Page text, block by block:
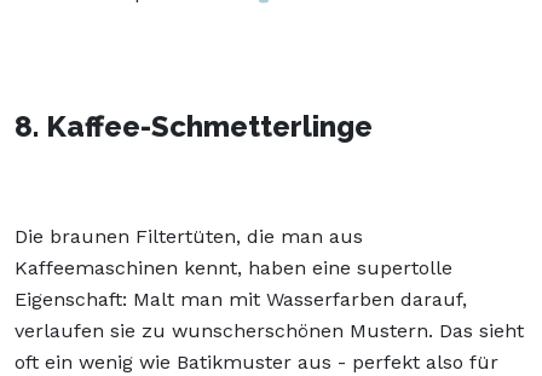
8. Kaffee-Schmetterlinge
Die braunen Filtertüten, die man aus
Kaffeemaschinen kennt, haben eine supertolle
Eigenschaft: Malt man mit Wasserfarben darauf,
verlaufen sie zu wunscherschönen Mustern. Das sieht
oft ein wenig wie Batikmuster aus - perfekt also für